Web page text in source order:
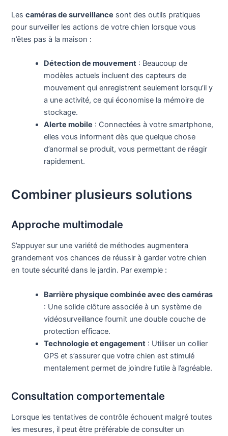
Lescaméras de surveillance sont des outils pratiques
pour surveiller les actions de votre chien lorsque vous
n’êtes pas à la maison :
Détection de mouvement : Beaucoup de
modèles actuels incluent des capteurs de
mouvement qui enregistrent seulement lorsqu’il y
a une activité, ce qui économise la mémoire de
stockage.
Alerte mobile : Connectées à votre smartphone,
elles vous informent dès que quelque chose
d’anormal se produit, vous permettant de réagir
rapidement.
Combiner plusieurs solutions
Approche multimodale
S’appuyer sur une variété de méthodes augmentera
grandement vos chances de réussir à garder votre chien
en toute sécurité dans le jardin. Par exemple :
Barrière physique combinée avec des caméras
: Une solide clôture associée à un système de
vidéosurveillance fournit une double couche de
protection efficace.
Technologie et engagement : Utiliser un collier
GPS et s’assurer que votre chien est stimulé
mentalement permet de joindre l’utile à l’agréable.
Consultation comportementale
Lorsque les tentatives de contrôle échouent malgré toutes
les mesures, il peut être préférable de consulter un